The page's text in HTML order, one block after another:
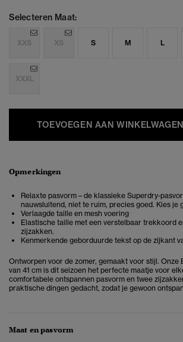
Selecteren Maat:
XXS XS S M L
XXXL
TOEVOEGEN AAN
Opmerkingen
Relaxte pasvorm – de klassieke Superdry-
nauwsluitend, niet te ruim, precies goed. Kies je
Verlaagde taille en mesh voering
Elastische taille met een verstelbaar trekkoord
zijzakken.
Kenmerkende geborduurde tekst op de zijkant
Ontworpen voor de zomer, gemaakt voor stijl. Onze
van 41 cm is dit seizoen het perfecte maatje voor
comfortabele ontspannen pasvorm en twee
praktische dingen gedacht, zodat je gewoon
Maat en pasvorm